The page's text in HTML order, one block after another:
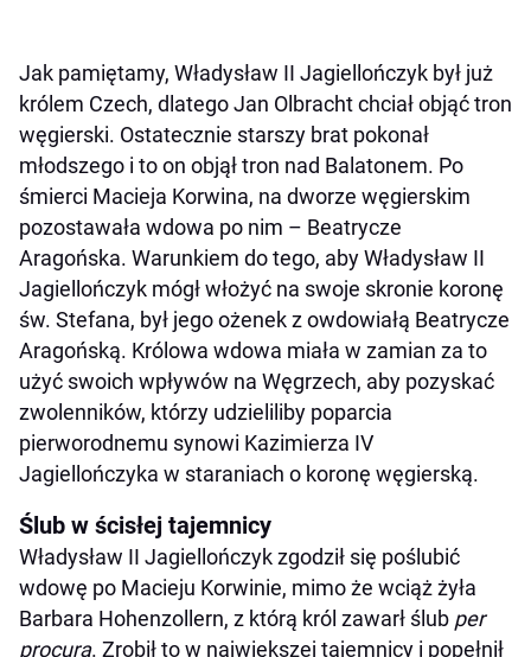
Jak pamiętamy, Władysław II Jagiellończyk był już
królem Czech, dlatego Jan Olbracht chciał objąć tron
węgierski. Ostatecznie starszy brat pokonał
młodszego i to on objął tron nad Balatonem. Po
śmierci Macieja Korwina, na dworze węgierskim
pozostawała wdowa po nim – Beatrycze
Aragońska. Warunkiem do tego, aby Władysław II
Jagiellończyk mógł włożyć na swoje skronie koronę
św. Stefana, był jego ożenek z owdowiałą Beatrycze
Aragońską. Królowa wdowa miała w zamian za to
użyć swoich wpływów na Węgrzech, aby pozyskać
zwolenników, którzy udzieliliby poparcia
pierworodnemu synowi Kazimierza IV
Jagiellończyka w staraniach o koronę węgierską.
Ślub w ścisłej tajemnicy
Władysław II Jagiellończyk zgodził się poślubić
wdowę po Macieju Korwinie, mimo że wciąż żyła
Barbara Hohenzollern, z którą król zawarł ślub per
procura. Zrobił to w największej tajemnicy i popełnił